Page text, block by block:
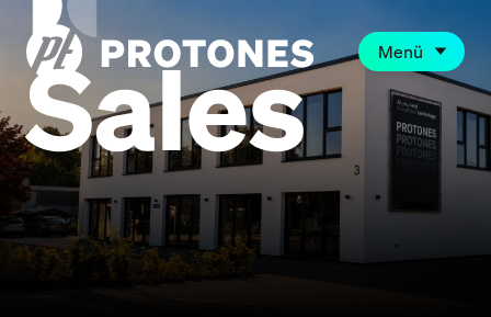
Menü
Sales